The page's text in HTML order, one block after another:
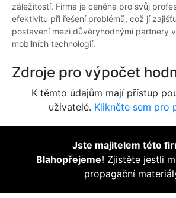
záležitostí. Firma je ceněna pro svůj
efektivitu při řešení problémů, což jí
postavení mezi důvěryhodnými partnery
mobilních technologií.
Zdroje pro výpočet
K těmto údajům mají přístup
uživatelé. Klikněte sem pro
Jste majitelem této
Blahopřejeme! Zjistěte jestli
propagační